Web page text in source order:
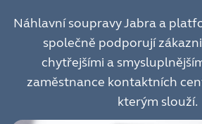
Náhlavní soupravy Jabra a
společně podporují
chytřejšími a
zaměstnance kontaktních
kterým slouží.